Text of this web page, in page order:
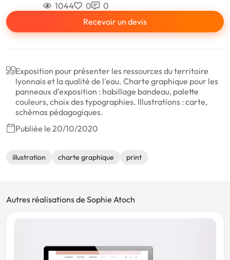
1044 0
0
Recevoir un devis
Exposition pour présenter les ressources du territoire
lyonnais et la qualité de l'eau. Charte graphique pour les
panneaux d'exposition : habillage bandeau, palette
couleurs, choix des typographies. Illustrations : carte,
schémas pédagogiques.
Publiée le 20/10/2020
illustration charte graphique print
Autres réalisations de Sophie Atoch